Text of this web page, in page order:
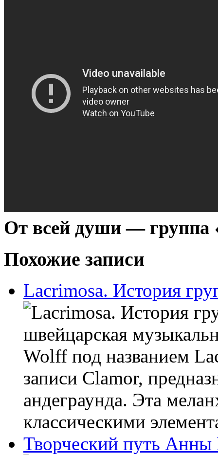
От всей души — группа
Похожие записи
Lacrimosa. История
швейцарская
Wolff под названием
записи Clamor,
андеграунда. Эта
классическими
Творческий путь Анны